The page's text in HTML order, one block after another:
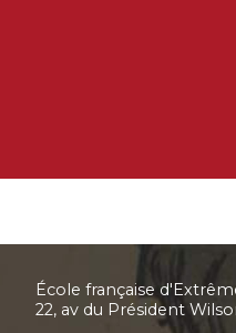
École française
22, av du Président